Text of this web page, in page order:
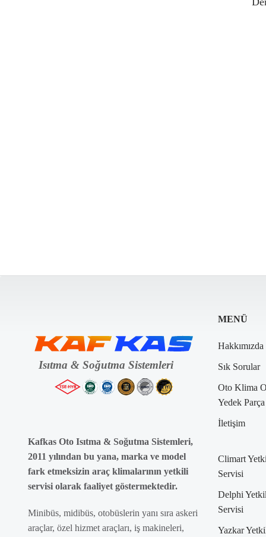
Kafkas Oto Isıtma & Soğutma Sistemleri,
2011 yılından bu yana, marka ve model
fark etmeksizin araç klimalarının yetkili
servisi olarak faaliyet göstermektedir.
Minibüs, midibüs, otobüslerin yanı sıra askeri
araçlar, özel hizmet araçları, iş makineleri,
MENÜ
Hakkımızda
Sık Sorular
Oto Klima
Yedek Parça
İletişim
Climart
Servisi
Delphi
Servisi
Yazkar